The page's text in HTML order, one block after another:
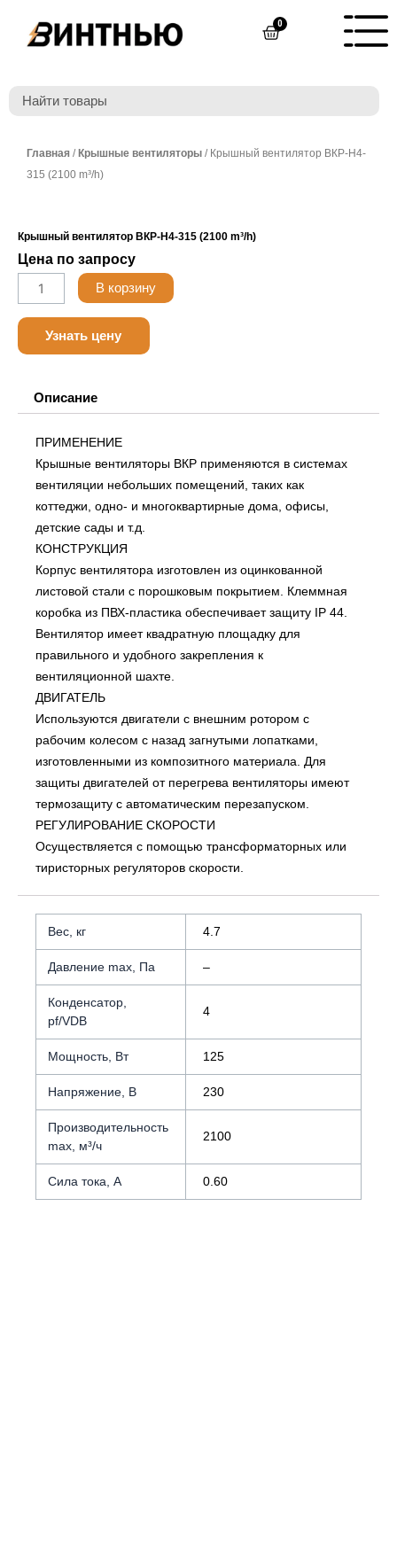
содержимому
0Cart
Главная / Крышные вентиляторы / Крышный вентилятор ВКР-Н4-
315 (2100 m³/h)
Крышный вентилятор ВКР-Н4-315 (2100 m³/h)
Цена по запросу
Количество
товара
Nanotek
LF24B
В корзину
Узнать цену
Описание
ПРИМЕНЕНИЕ
Крышные вентиляторы ВКР применяются в системах
вентиляции небольших помещений, таких как
коттеджи, одно- и многоквартирные дома, офисы,
детские сады и т.д.
КОНСТРУКЦИЯ
Корпус вентилятора изготовлен из оцинкованной
листовой стали с порошковым покрытием. Клеммная
коробка из ПВХ-пластика обеспечивает защиту IP 44.
Вентилятор имеет квадратную площадку для
правильного и удобного закрепления к
вентиляционной шахте.
ДВИГАТЕЛЬ
Используются двигатели с внешним ротором с
рабочим колесом с назад загнутыми лопатками,
изготовленными из композитного материала. Для
защиты двигателей от перегрева вентиляторы имеют
термозащиту с автоматическим перезапуском.
РЕГУЛИРОВАНИЕ СКОРОСТИ
Осуществляется с помощью трансформаторных или
тиристорных регуляторов скорости.
Вес, кг 4.7
Давление max, Па –
Конденсатор,
pf/VDB
4
Мощность, Вт 125
Напряжение, В 230
Производительность
max, м³/ч
2100
Сила тока, А 0.60